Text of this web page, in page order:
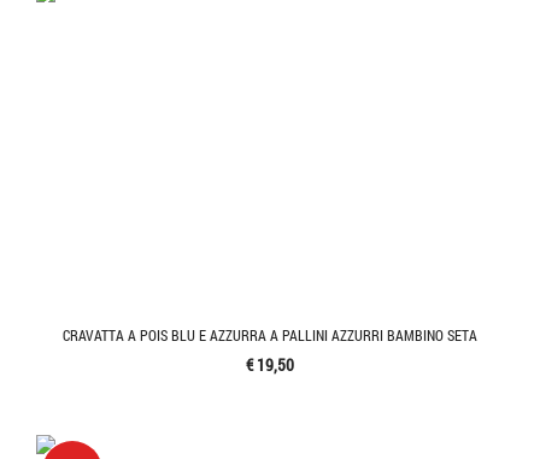
CRAVATTA A POIS BLU E AZZURRA A PALLINI AZZURRI BAMBINO SETA
€ 19,50